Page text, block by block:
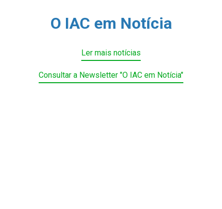
O IAC em Notícia
Ler mais notícias
Consultar a Newsletter "O IAC em Notícia"